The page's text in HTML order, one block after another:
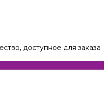
доступное для заказа